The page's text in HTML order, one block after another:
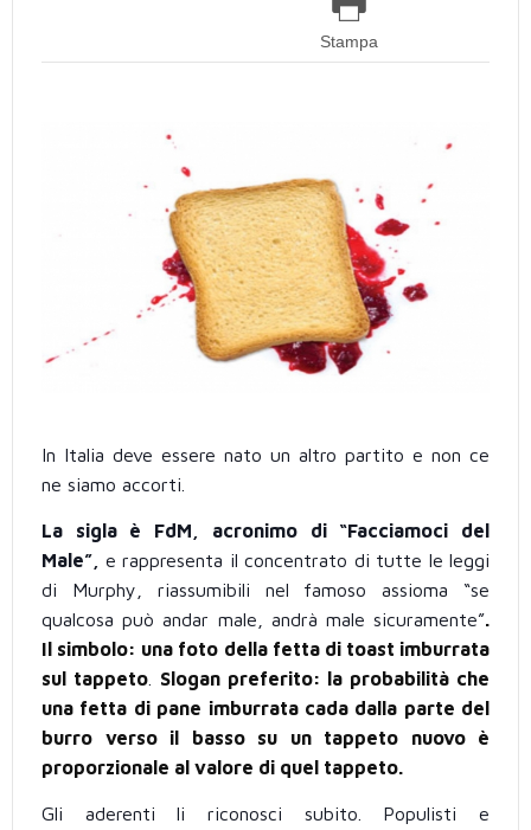
Stampa
In Italia deve essere nato un altro partito e non ce
ne siamo accorti.
La sigla è FdM, acronimo di “Facciamoci del
Male”, e rappresenta il concentrato di tutte le leggi
di Murphy, riassumibili nel famoso assioma “se
qualcosa può andar male, andrà male sicuramente”.
Il simbolo: una foto della fetta di toast imburrata
sul tappeto. Slogan preferito: la probabilità che
una fetta di pane imburrata cada dalla parte del
burro verso il basso su un tappeto nuovo è
proporzionale al valore di quel tappeto.
Gli aderenti li riconosci subito. Populisti e